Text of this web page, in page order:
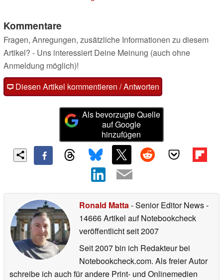
Kommentare
Fragen, Anregungen, zusätzliche Informationen zu diesem
Artikel? - Uns interessiert Deine Meinung (auch ohne
Anmeldung möglich)!
Diesen Artikel kommentieren / Antworten
Als bevorzugte Quelle
auf Google
hinzufügen
Ronald Matta- Senior Editor News-
14666 Artikel auf Notebookcheck
veröffentlichtseit 2007
Seit 2007 bin ich Redakteur bei
Notebookcheck.com. Als freier Autor
schreibe ich auch für andere Print- und Onlinemedien